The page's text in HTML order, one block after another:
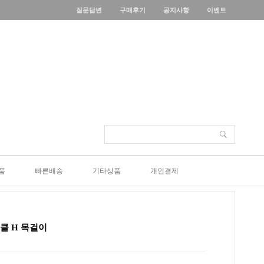
질문답변 구매후기 공지사항 이벤트
빠른배송 기타상품 개인결제
H 목걸이